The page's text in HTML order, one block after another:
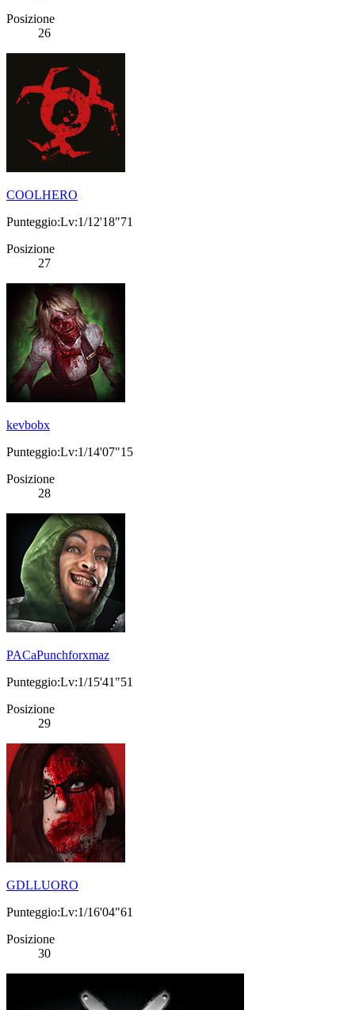
Posizione
26
COOLHERO
Punteggio:Lv:1/12'18"71
Posizione
27
kevbobx
Punteggio:Lv:1/14'07"15
Posizione
28
PACaPunchforxmaz
Punteggio:Lv:1/15'41"51
Posizione
29
GDLLUORO
Punteggio:Lv:1/16'04"61
Posizione
30